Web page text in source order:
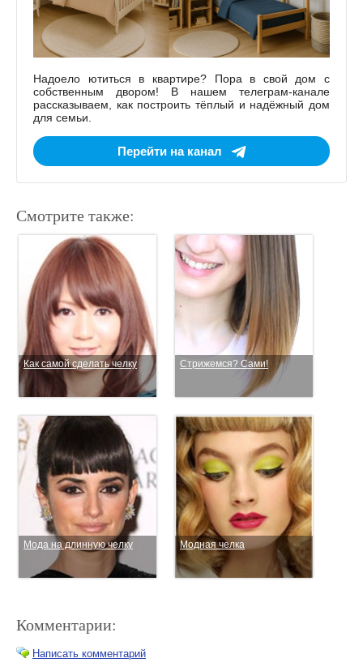
Надоело ютиться в квартире? Пора в свой дом с
собственным двором! В нашем телеграм-канале
рассказываем, как построить тёплый и надёжный дом
для семьи.
Перейти на канал
Смотрите также:
Как самой сделать челку Стрижемся? Сами!
Мода на длинную челку Модная челка
Комментарии:
Написать комментарий